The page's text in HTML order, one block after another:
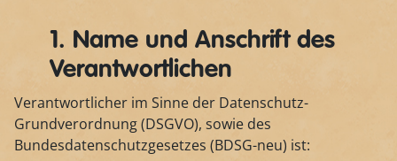
1. Name und Anschrift des
Verantwortlichen
Verantwortlicher im Sinne der Datenschutz-
Grundverordnung (DSGVO), sowie des
Bundesdatenschutzgesetzes (BDSG-neu) ist: